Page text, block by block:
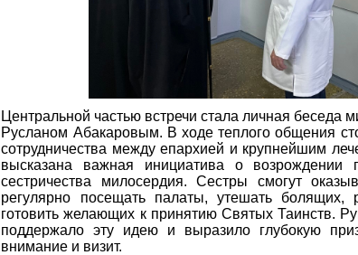
Центральной частью встречи стала личная беседа
Русланом Абакаровым. В ходе теплого общения
сотрудничества между епархией и крупнейшим
высказана важная инициатива о возрождении
сестричества милосердия. Сестры смогут
регулярно посещать палаты, утешать
готовить желающих к принятию Святых Таинств.
поддержало эту идею и выразило глубокую
внимание и визит.